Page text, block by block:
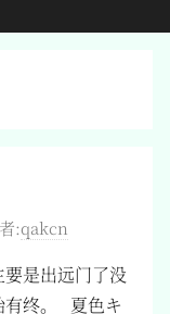
:qakcn
是出远门了没
终。 夏色キ